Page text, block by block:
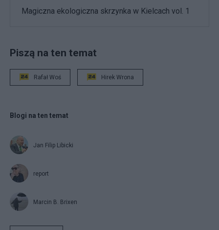
Magiczna ekologiczna skrzynka w Kielcach vol. 1
Piszą na ten temat
Rafał Woś Hirek Wrona
Blogi na ten temat
Jan Filip Libicki
report
Marcin B. Brixen